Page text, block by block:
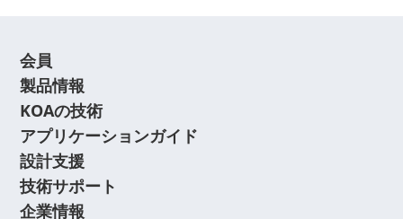
会員
製品情報
KOAの技術
アプリケーションガイド
設計支援
技術サポート
企業情報